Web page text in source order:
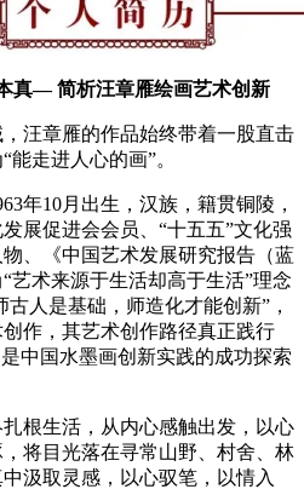
真— 简析汪章雁绘画艺术创新
汪章雁的作品始终带着一股直击
能走进人心的画”。
年10月出生，汉族，籍贯铜陵，
展促进会会员、“十五五”文化强
、《中国艺术发展研究报告（蓝
艺术来源于生活却高于生活”理念
人是基础，师造化才能创新”，
作，其艺术创作路径真正践行
中国水墨画创新实践的成功探索
根生活，从内心感触出发，以心
将目光落在寻常山野、村舍、林
汲取灵感，以心驭笔，以情入